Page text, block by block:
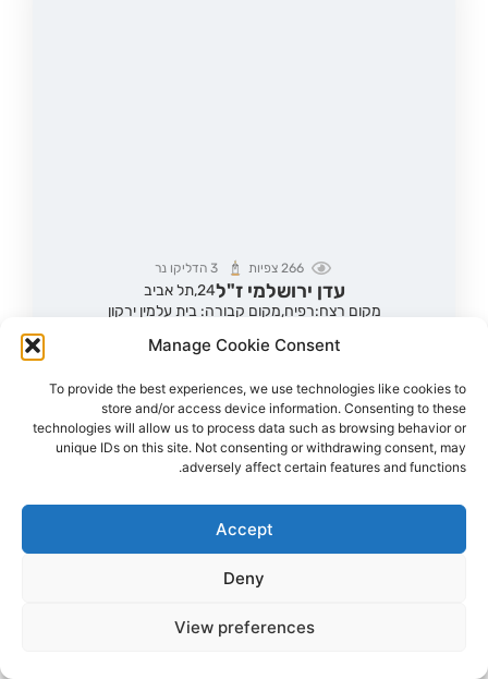
Manage Cookie Consent
To provide the best experiences, we use technologies like cookies to
store and/or access device information. Consenting to these
technologies will allow us to process data such as browsing behavior or
unique IDs on this site. Not consenting or withdrawing consent, may
adversely affect certain features and functions.
Accept
Deny
View preferences
266 צפיות 3הדליקו נר
עדן ירושלמי ז"ל24,תל אביב
מקום רצח:רפיח,מקום קבורה: בית עלמין ירקון
ברפיח
לפוסט המלא הדלקת נר